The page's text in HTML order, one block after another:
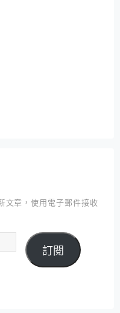
文章，使用電子郵件接收
訂閱